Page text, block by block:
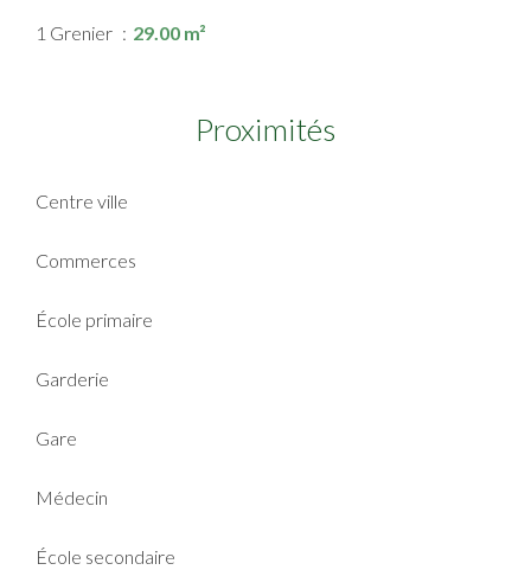
1 Grenier 29.00 m²
Proximités
Centre ville
Commerces
École primaire
Garderie
Gare
Médecin
École secondaire